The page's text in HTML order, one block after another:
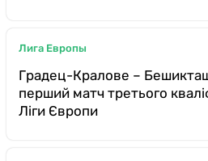
Лига Европы
Градец-Кралове –
перший матч третього
Ліги Європи